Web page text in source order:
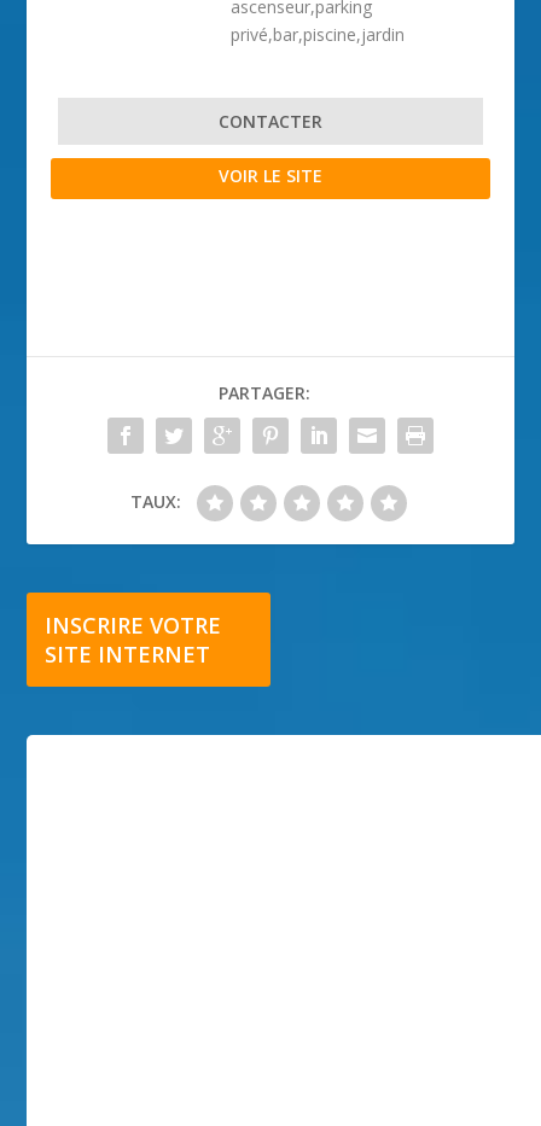
ascenseur,parking
privé,bar,piscine,jardin
CONTACTER
VOIR LE SITE
PARTAGER:
TAUX:
INSCRIRE VOTRE
SITE INTERNET